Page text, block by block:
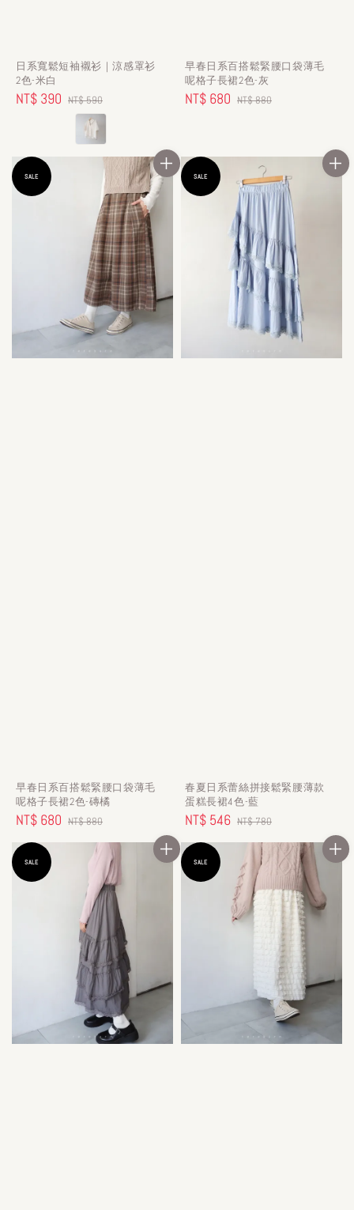
日系寬鬆短袖襯衫｜涼感罩衫
2色-米白
Sale
NT$ 390 Regular
price
NT$ 590
早春日系百搭鬆緊腰口袋薄毛
呢格子長裙2色-灰
Sale
NT$ 680 Regular
NT$ 880
SALE
早春日系百搭鬆緊腰口袋薄毛
呢格子長裙2色-磚橘
Sale
price
NT$ 680 Regular
price
NT$ 880
SALE
春夏日系蕾絲拼接鬆緊腰薄款
蛋糕長裙4色-藍
Sale
price
NT$ 546 Regular
price
NT$ 780
SALE SALE